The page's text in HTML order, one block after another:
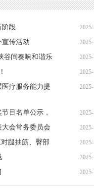
阶段
传活动
谷间奏响和谐乐
疗服务能力提
目名单公示，
会常务委员会
腿抽筋、臀部